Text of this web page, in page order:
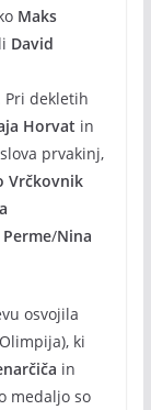
Maks
David
dekletih
Horvat in
prvakinj,
Vrčkovnik
/Nina
osvojila
ki
in
medaljo so